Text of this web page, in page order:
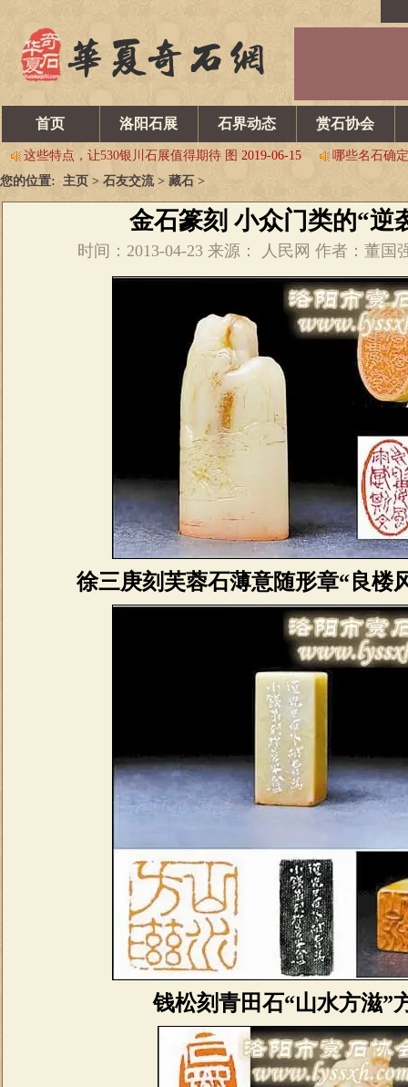
首页 洛阳石展 石界动态 赏石协会
乌拉特后旗石展开幕 交易火爆 2019-06-15
请看韩中第六届寿
2019第八届中国淮南观赏石博览会 邀请函 2019-06-05
2019年新
这些特点，让530银川石展值得期待 图 2019-06-15
哪些名石确
[关注]“新疆赏石四联展 谱写丝路新画卷”
首届中国（蚌埠）赏石•文化博览会 即将开幕
2019-04-27
5.19
2019-06-15
哪些名石确
[关注]“新疆赏石四联展 谱写丝路新画卷” 2019-06-15
2019第八
首届中国（蚌埠）赏石•文化博览会 即将开幕
5.19
您的位置: 主页 > 石友交流> 藏石 >
金石篆刻 小众门类的“逆
时间：2013-04-23 来源： 人民网 作者：董国
徐三庚刻芙蓉石薄意随形章“良楼
钱松刻青田石“山水方滋”